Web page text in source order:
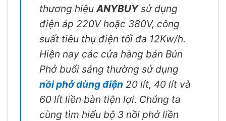
thương hiệuANYBUYsử dụng
điện áp 220V hoặc 380V, công
suất tiêu thụ điện tối đa 12Kw/h.
Hiện nay các cửa hàng bán Bún
Phở buổi sáng thường sử dụng
nồi phở dùng điện 20 lít, 40 lít và
60 lít liền bàn tiện lợi. Chúng ta
cùng tìm hiểu bộ 3 nồi phở liền